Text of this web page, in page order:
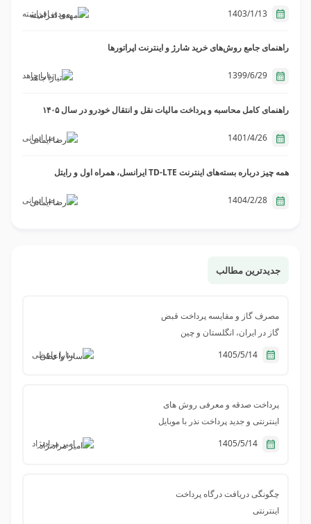
مهدی افراشته
راهنمای جامع روش‌‌های خرید شارژ و اینترنت اپراتورها
تیارا جاهد
راهنمای کامل محاسبه و پرداخت مالیات نقل و انتقال خودرو در سال ۱۴۰۵
رضا ایمانی
همه چیز درباره بسته‌های اینترنت TD-LTE ایرانسل، همراه اول و رایتل
رضا ایمانی
جدیدترین مطالب
مصرف گاز و مقایسه پرداخت قبض
گاز در ایران، انگلستان و چین
سارا واعظی
پرداخت صدقه و معرفی روش های
اینترنتی و جدید پرداخت نذر با موبایل
امیر مرادنژاد
چگونگی دریافت درگاه پرداخت
اینترنتی